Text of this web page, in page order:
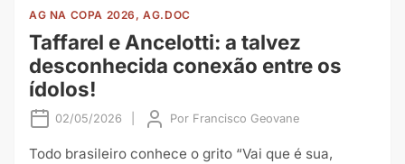
AG NA COPA 2026, AG.DOC
Taffarel e Ancelotti: a talvez
desconhecida conexão entre os
ídolos!
02/05/2026 Por Francisco Geovane
Todo brasileiro conhece o grito “Vai que é sua,